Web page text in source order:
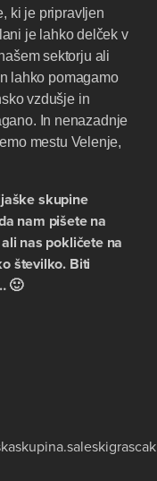
ki je pripravljen
je lahko delček v
sektorju ali
lahko pomagamo
vzdušje in
In nenazadnje
mestu Velenje,
skupine
nam pišete na
nas pokličete na
številko. Biti
🙂